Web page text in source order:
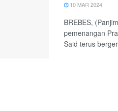
10 MAR 2024
BREBES,
pemenangan
Said terus